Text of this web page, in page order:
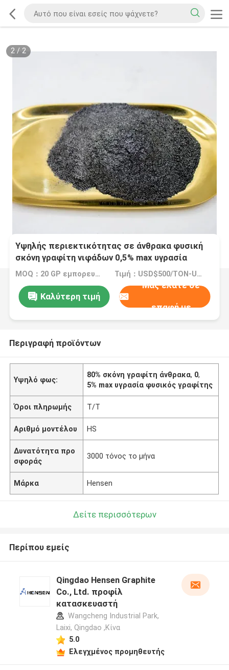
2/ 2
Υψηλής περιεκτικότητας σε άνθρακα φυσική
σκόνη γραφίτη νιφάδων 0,5% max υγρασία
MOQ：20 GP εμπορευματοκιβώτιο Τιμή：USD$500/TON-USD$3000/TON
Καλύτερη τιμή
Μας ελάτε σε
επαφή με
Περιγραφή προϊόντων
Υψηλό φως:
80% σκόνη γραφίτη άνθρακα, 0,
5% max υγρασία φυσικός γραφίτης
Όροι πληρωμής T/T
Αριθμό μοντέλου HS
Δυνατότητα προ
σφοράς
3000 τόνος το μήνα
Μάρκα Hensen
Δείτε περισσότερων
Περίπου εμείς
Qingdao Hensen Graphite
Co., Ltd. προφίλ
κατασκευαστή
Wangcheng Industrial Park,
Laixi, Qingdao ,Κίνα
5.0
Ελεγχμένος προμηθευτής